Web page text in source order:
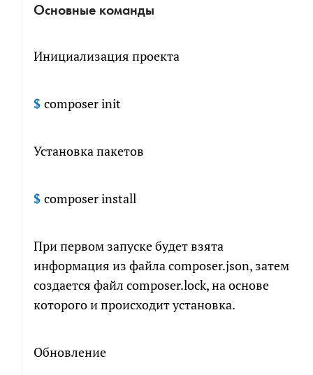
Основные команды
Инициализация проекта
$ composer init
Установка пакетов
$ composer install
При первом запуске будет взята
информация из файла composer.json, затем
создается файл composer.lock, на основе
которого и происходит установка.
Обновление